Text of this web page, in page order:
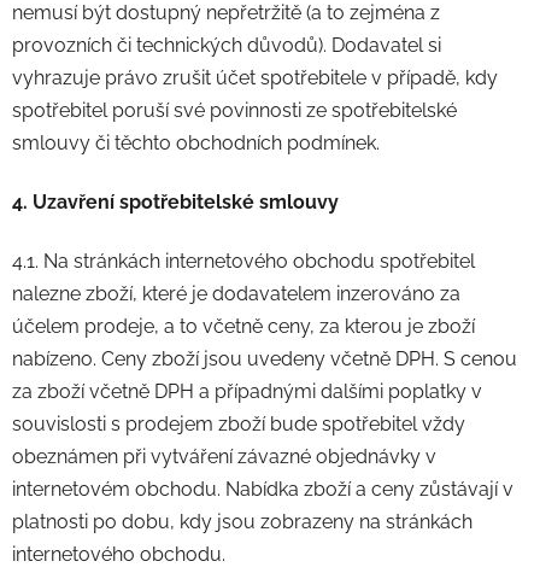
nemusí být dostupný nepřetržitě (a to zejména z
provozních či technických důvodů). Dodavatel si
vyhrazuje právo zrušit účet spotřebitele v případě, kdy
spotřebitel poruší své povinnosti ze spotřebitelské
smlouvy či těchto obchodních podmínek.
4. Uzavření spotřebitelské smlouvy
4.1. Na stránkách internetového obchodu spotřebitel
nalezne zboží, které je dodavatelem inzerováno za
účelem prodeje, a to včetně ceny, za kterou je zboží
nabízeno. Ceny zboží jsou uvedeny včetně DPH. S cenou
za zboží včetně DPH a případnými dalšími poplatky v
souvislosti s prodejem zboží bude spotřebitel vždy
obeznámen při vytváření závazné objednávky v
internetovém obchodu. Nabídka zboží a ceny zůstávají v
platnosti po dobu, kdy jsou zobrazeny na stránkách
internetového obchodu.